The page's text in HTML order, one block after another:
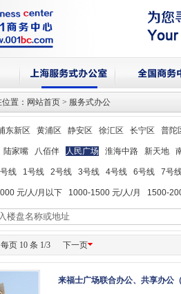
置：网站首页 > 服务式办公
东新区 黄浦区 静安区 徐汇区 长宁区 普陀
陆家嘴 八佰伴 人民广场 淮海中路 新天地
线 1号线 2号线 3号线 4号线 6号线 7号
元/人/月以下 1000-1500 元/人/月 1500-
页 10 条 1/3 下一页
来福士广场联合办公、共享办公